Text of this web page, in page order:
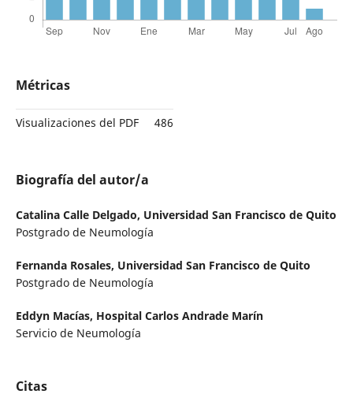
Métricas
Visualizaciones del PDF 486
Biografía del autor/a
Catalina Calle Delgado, Universidad San Francisco de Quito
Postgrado de Neumología
Fernanda Rosales, Universidad San Francisco de Quito
Postgrado de Neumología
Eddyn Macías, Hospital Carlos Andrade Marín
Servicio de Neumología
Citas